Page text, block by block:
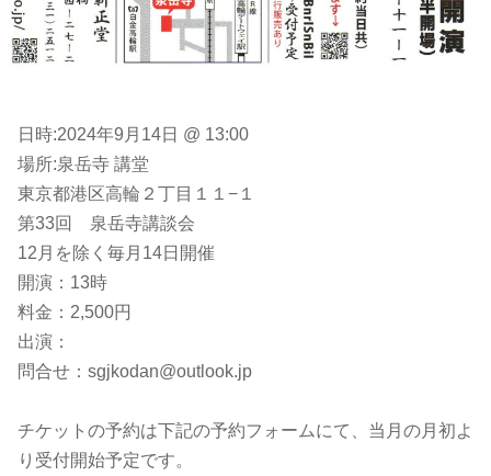
日時:2024年9月14日 @ 13:00
場所:泉岳寺 講堂
東京都港区高輪２丁目１１−１
第33回 泉岳寺講談会
12月を除く毎月14日開催
開演：13時
料金：2,500円
出演：
問合せ：sgjkodan@outlook.jp
チケットの予約は下記の予約フォームにて、当月の月初よ
り受付開始予定です。